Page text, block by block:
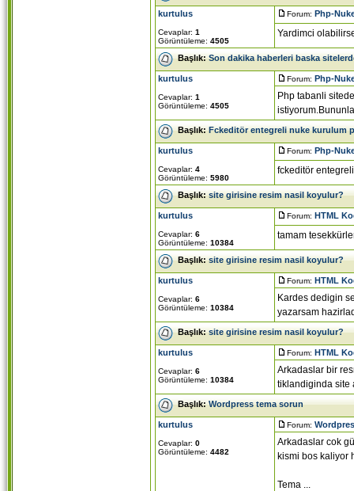
kurtulus
Cevaplar: 1
Görüntüleme: 4505
Forum: Php-
Yardimci
Başlık:Son dakika haberleri baska
kurtulus
Cevaplar: 1
Görüntüleme: 4505
Forum: Php-
Php tabanli
Başlık:Fckeditör entegreli nuke kurulum
kurtulus
Cevaplar: 4
Görüntüleme: 5980
Forum: Php-
fckeditör
Başlık:site girisine resim nasil koyulur?
kurtulus
Cevaplar: 6
Görüntüleme: 10384
Forum: HTML
tamam
Başlık:site girisine resim nasil koyulur?
kurtulus
Cevaplar: 6
Görüntüleme: 10384
Forum: HTML
Kardes dedigin
yazarsam
Başlık:site girisine resim nasil koyulur?
kurtulus
Cevaplar: 6
Görüntüleme: 10384
Forum: HTML
Arkadaslar bir
tiklandiginda site
Başlık:Wordpress tema sorun
kurtulus
Cevaplar: 0
Görüntüleme: 4482
Forum:
Arkadaslar cok
kismi bos kaliyor
Tema ...